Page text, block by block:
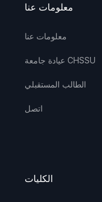
معلومات عنا
معلومات عنا
عيادة جامعة CHSSU
الطالب المستقبلي
اتصل
الكليات